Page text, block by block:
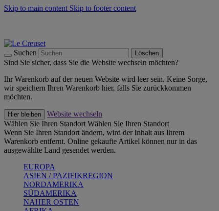
Skip to main content Skip to footer content
Suchen Löschen
Sind Sie sicher, dass Sie die Website wechseln möchten?
Ihr Warenkorb auf der neuen Website wird leer sein. Keine Sorge,
wir speichern Ihren Warenkorb hier, falls Sie zurückkommen
möchten.
Hier bleiben
Website wechseln
Wählen Sie Ihren Standort Wählen Sie Ihren Standort
Wenn Sie Ihren Standort ändern, wird der Inhalt aus Ihrem
Warenkorb entfernt. Online gekaufte Artikel können nur in das
ausgewählte Land gesendet werden.
EUROPA
ASIEN / PAZIFIKREGION
NORDAMERIKA
SÜDAMERIKA
NAHER OSTEN